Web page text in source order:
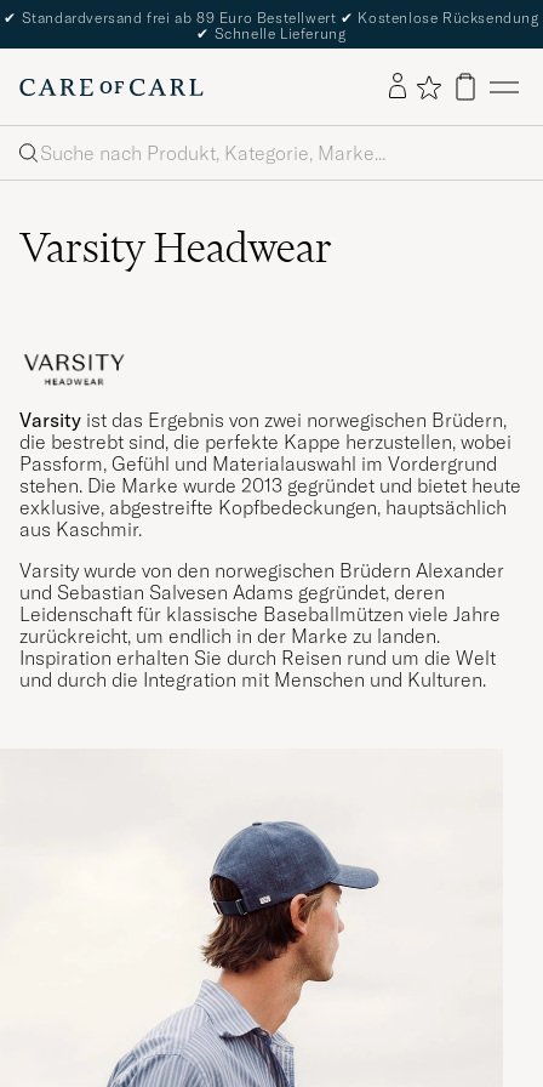
✔ Standardversand frei ab 89 Euro Bestellwert ✔ Kostenlose Rücksendung
✔ Schnelle Lieferung
Suche
Varsity Headwear
Varsity ist das Ergebnis von zwei norwegischen Brüdern,
die bestrebt sind, die perfekte Kappe herzustellen, wobei
Passform, Gefühl und Materialauswahl im Vordergrund
stehen. Die Marke wurde 2013 gegründet und bietet heute
exklusive, abgestreifte Kopfbedeckungen, hauptsächlich
aus Kaschmir.
Varsity wurde von den norwegischen Brüdern Alexander
und Sebastian Salvesen Adams gegründet, deren
Leidenschaft für klassische Baseballmützen viele Jahre
zurückreicht, um endlich in der Marke zu landen.
Inspiration erhalten Sie durch Reisen rund um die Welt
und durch die Integration mit Menschen und Kulturen.